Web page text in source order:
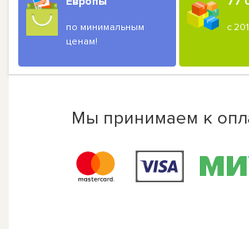
по минимальным
ценам!
с
Мы принимаем к